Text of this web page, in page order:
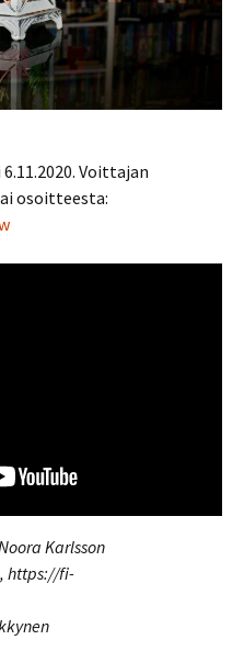
Voittajan
osoitteesta:
Karlsson
https://fi-